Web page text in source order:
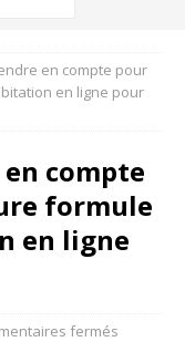
en compte pour
en ligne pour
compte
formule
en ligne
fermés